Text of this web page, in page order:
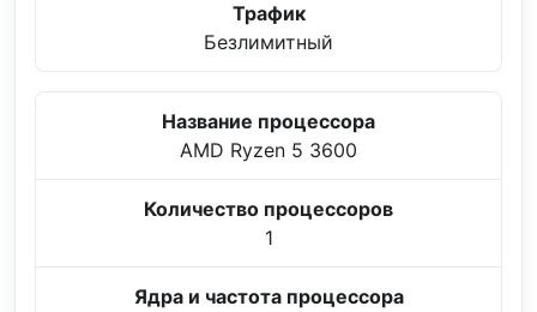
Трафик
Безлимитный
Название процессора
AMD Ryzen 5 3600
Количество процессоров
1
Ядра и частота процессора